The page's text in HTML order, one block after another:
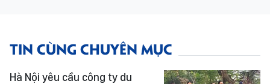
TIN CÙNG CHUYÊN MỤC
Hà Nội yêu cầu công ty du